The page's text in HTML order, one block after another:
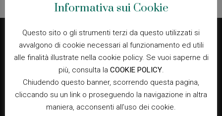
Social
Informativa sui Cookie
Questo sito o gli strumenti terzi da questo utilizzati si
avvalgono di cookie necessari al funzionamento ed utili
alle finalità illustrate nella cookie policy. Se vuoi saperne di
più, consulta la COOKIE POLICY.
Chiudendo questo banner, scorrendo questa pagina,
cliccando su un link o proseguendo la navigazione in altra
maniera, acconsenti all’uso dei cookie.